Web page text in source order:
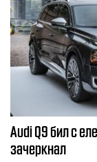
Audi Q9 бил с
зачеркнал